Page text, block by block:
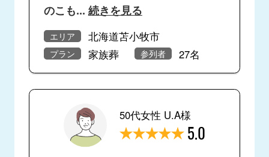
のこも... 続きを見る
エリア 北海道苫小牧市
プラン 家族葬 参列者 27名
50代女性 U.A様
5.0